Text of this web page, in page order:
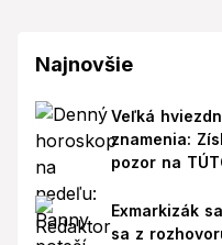
Najnovšie
Veľká
znamenia:
pozor na
Exmarkizák
sa z